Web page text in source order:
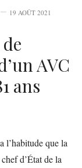
19 AOÛT 2021
AVC
ans
l’habitude que la
d’État de la